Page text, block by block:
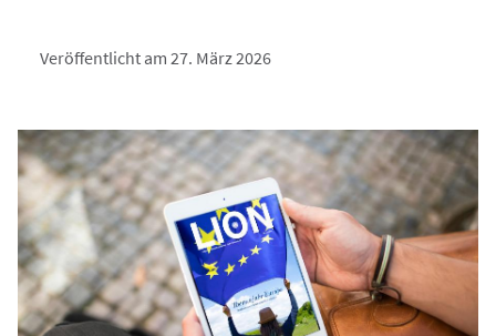
Veröffentlicht am 27. März 2026